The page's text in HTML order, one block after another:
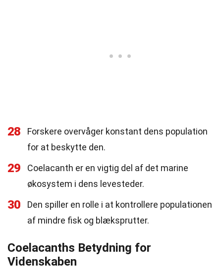
28
Forskere overvåger konstant dens population
for at beskytte den.
29
Coelacanth er en vigtig del af det marine
økosystem i dens levesteder.
30
Den spiller en rolle i at kontrollere populationen
af mindre fisk og blæksprutter.
Coelacanths Betydning for
Videnskaben